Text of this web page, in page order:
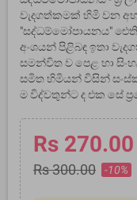
වැදගත්කමක් හිමි වන
"සද්ධම්මෝපායනය"
අංශයන් පිළිබඳ ඉතා
සමන්විත ව පෙළ හා
සමිත හිමියන් විසින්
ම විද්වතුන්ට ද එක සේ
Rs 270.00
Rs 300.00 -10%